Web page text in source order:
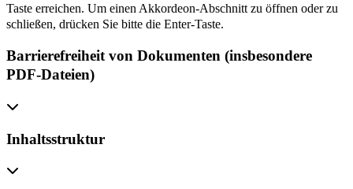
Taste erreichen. Um einen Akkordeon-Abschnitt zu öffnen oder zu
schließen, drücken Sie bitte die Enter-Taste.
Barrierefreiheit von Dokumenten (insbesondere
PDF-Dateien)
Inhaltsstruktur